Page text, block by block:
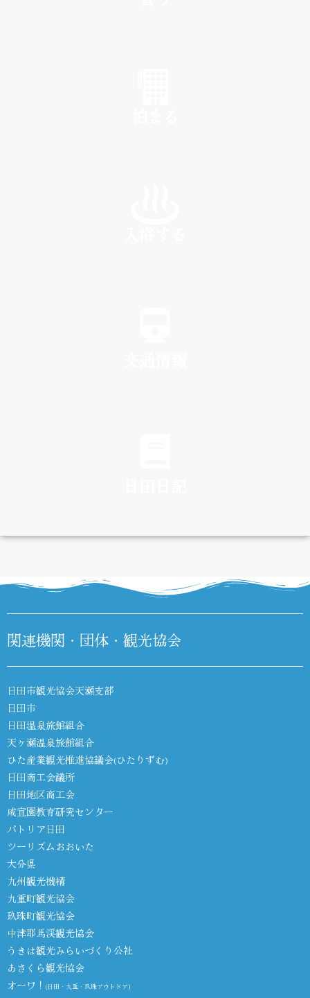
DIARY
関連機関・団体・観光協会
日田市観光協会天瀬支部
日田市
日田温泉旅館組合
天ヶ瀬温泉旅館組合
ひた産業観光推進協議会(ひたりずむ)
日田商工会議所
日田地区商工会
咸宜園教育研究センター
パトリア日田
ツーリズムおおいた
大分県
九州観光機構
九重町観光協会
玖珠町観光協会
中津耶馬渓観光協会
うきは観光みらいづくり公社
あさくら観光協会
オーワ！ (日田・九重・玖珠アウトドア)